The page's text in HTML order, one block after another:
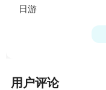
日游
用户评论